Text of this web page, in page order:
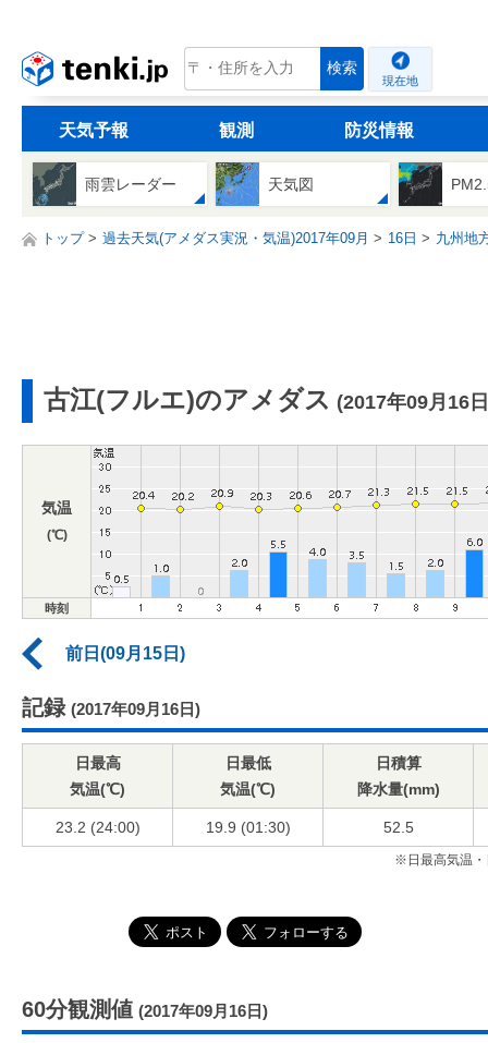
tenki.jp 検索
現在地
天気予報 観測 防災情報
雨雲レーダー 天気図
トップ 過去天気(アメダス実況・気温)2017年09月 16日 九州地
古江(フルエ)のアメダス (2017年09月16
気温
(℃)
時刻
前日(09月15日)
記録 (2017年09月16日)
日最高
気温(℃)
日最低
気温(℃)
日積算
降水量(mm)
23.2 (24:00) 19.9 (01:30) 52.5
※日最高気温・
60分観測値 (2017年09月16日)